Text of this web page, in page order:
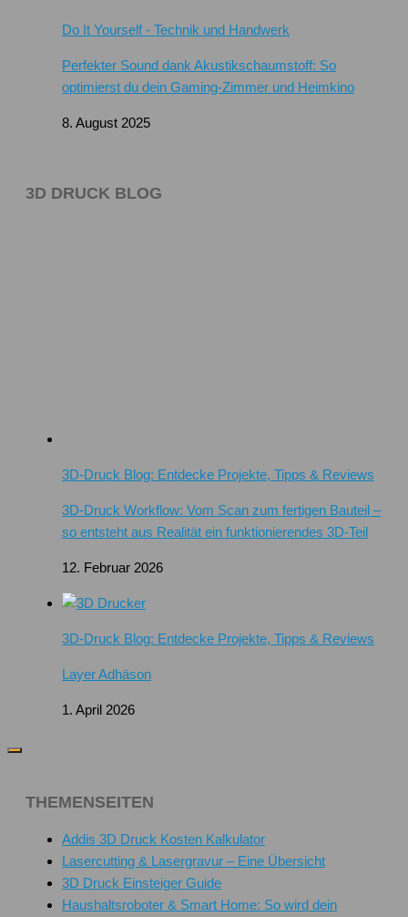
Do It Yourself - Technik und Handwerk
Perfekter Sound dank Akustikschaumstoff: So
optimierst du dein Gaming-Zimmer und Heimkino
8. August 2025
3D DRUCK BLOG
3D-Druck Blog: Entdecke Projekte, Tipps & Reviews
3D-Druck Workflow: Vom Scan zum fertigen Bauteil –
so entsteht aus Realität ein funktionierendes 3D-Teil
12. Februar 2026
3D-Druck Blog: Entdecke Projekte, Tipps & Reviews
Layer Adhäson
1. April 2026
THEMENSEITEN
Addis 3D Druck Kosten Kalkulator
Lasercutting & Lasergravur – Eine Übersicht
3D Druck Einsteiger Guide
Haushaltsroboter & Smart Home: So wird dein